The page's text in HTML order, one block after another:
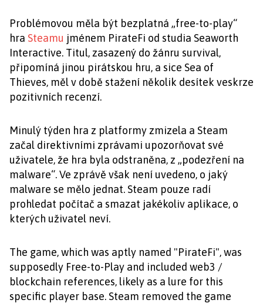
Problémovou měla být bezplatná „free-to-play“
hra Steamu jménem PirateFi od studia Seaworth
Interactive. Titul, zasazený do žánru survival,
připomíná jinou pirátskou hru, a sice Sea of
Thieves, měl v době stažení několik desítek veskrze
pozitivních recenzí.
Minulý týden hra z platformy zmizela a Steam
začal direktivními zprávami upozorňovat své
uživatele, že hra byla odstraněna, z „podezření na
malware“. Ve zprávě však není uvedeno, o jaký
malware se mělo jednat. Steam pouze radí
prohledat počítač a smazat jakékoliv aplikace, o
kterých uživatel neví.
The game, which was aptly named "PirateFi", was
supposedly Free-to-Play and included web3 /
blockchain references, likely as a lure for this
specific player base. Steam removed the game